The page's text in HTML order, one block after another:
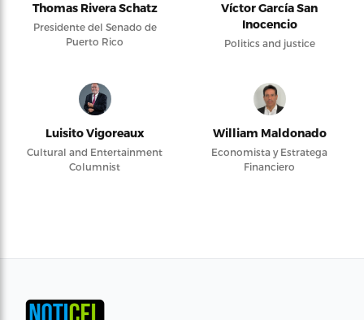
Thomas Rivera Schatz
Presidente del Senado de
Puerto Rico
Víctor García San
Inocencio
Politics and justice
Luisito Vigoreaux
Cultural and Entertainment
Columnist
William Maldonado
Economista y Estratega
Financiero